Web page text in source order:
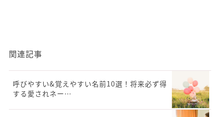
関連記事
呼びやすい&覚えやすい名前10選！将来必ず得
する愛されネー…